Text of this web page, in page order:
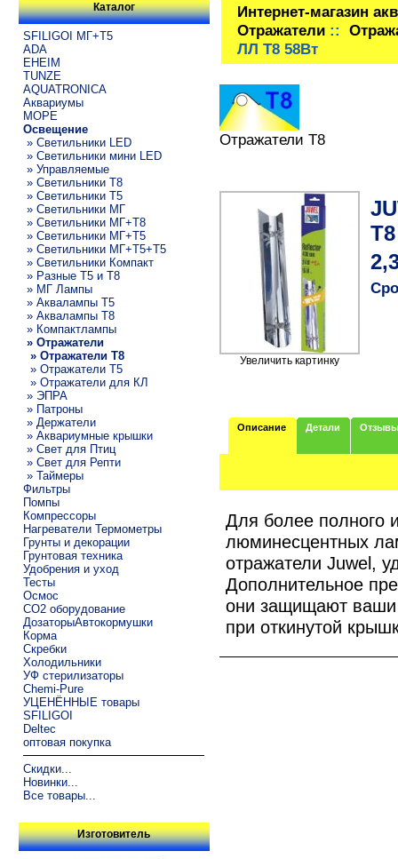
Каталог
SFILIGOI МГ+Т5
ADA
EHEIM
TUNZE
AQUATRONICA
Аквариумы
МОРЕ
Освещение
» Светильники LED
» Светильники мини LED
» Управляемые
» Светильники T8
» Светильники T5
» Светильники МГ
» Светильники МГ+T8
» Светильники МГ+T5
» Светильники МГ+T5+T5
» Светильники Компакт
» Разные T5 и T8
» МГ Лампы
» Аквалампы T5
» Аквалампы T8
» Компактлампы
» Отражатели
» Отражатели T8
» Отражатели T5
» Отражатели для КЛ
» ЭПРА
» Патроны
» Держатели
» Аквариумные крышки
» Свет для Птиц
» Свет для Репти
» Таймеры
Фильтры
Помпы
Компрессоры
Нагреватели Термометры
Грунты и декорации
Грунтовая техника
Удобрения и уход
Тесты
Осмос
CO2 оборудование
ДозаторыАвтокормушки
Корма
Скребки
Холодильники
УФ стерилизаторы
Chemi-Pure
УЦЕНЁННЫЕ товары
SFILIGOI
Deltec
оптовая покупка
Скидки...
Новинки...
Все товары...
Изготовитель
Интернет-магазин
Отражатели::
ЛЛ T8 58Вт
Отражатели T8
Увеличить картинку
Описание Детали Отзывы
Для более полного
люминесцентных
отражатели Juwel,
Дополнительное
они защищают ваши
при откинутой